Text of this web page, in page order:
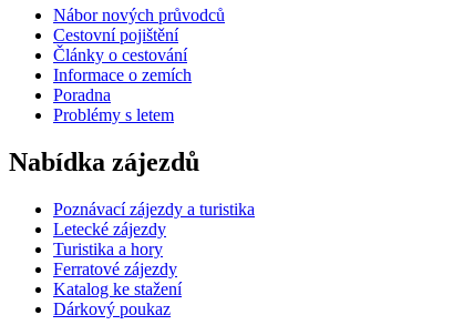
Nábor nových průvodců
Cestovní pojištění
Články o cestování
Informace o zemích
Poradna
Problémy s letem
Nabídka zájezdů
Poznávací zájezdy a turistika
Letecké zájezdy
Turistika a hory
Ferratové zájezdy
Katalog ke stažení
Dárkový poukaz